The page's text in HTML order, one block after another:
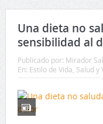
Una dieta no
sensibilidad al
Publicado por: Mirador
En: Estilo de Vida, Salud y